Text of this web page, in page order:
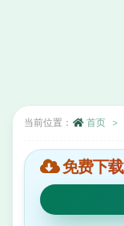
当前位置： 首页
免费下载